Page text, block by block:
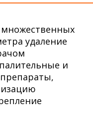
удаление
и